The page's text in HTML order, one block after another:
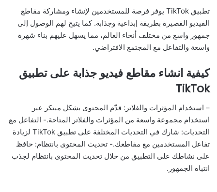
تطبيق TikTok يوفر فرصة للمستخدمين لإنشاء ومشاركة مقاطع
الفيديو القصيرة بطريقة إبداعية وجذابة. كما يتيح لهم الوصول إلى
جمهور واسع من مختلف أنحاء العالم، مما يسهل عليهم بناء شهرة
واسعة والتفاعل مع المجتمع الافتراضي.
كيفية انشاء مقاطع فيديو جذابة على تطبيق
TikTok
– استخدام المؤثرات والفلاتر: قدّم المحتوى بشكل مبتكر عبر
استخدام مجموعة واسعة من المؤثرات والفلاتر المتاحة.- التفاعل مع
التحديات: شارك في التحديات المختلفة على تطبيق TikTok لزيادة
تفاعل المستخدمين مع مقاطعك.- تحديث المحتوى بانتظام: حافظ
على نشاطك على التطبيق من خلال تحديث المحتوى بانتظام لجذب
انتباه الجمهور.